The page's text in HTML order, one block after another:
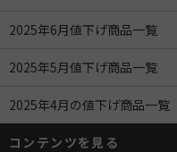
2025年6月値下げ商品一覧
2025年5月値下げ商品一覧
2025年4月の値下げ商品一覧
コンテンツを見る